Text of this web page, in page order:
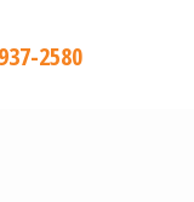
2580